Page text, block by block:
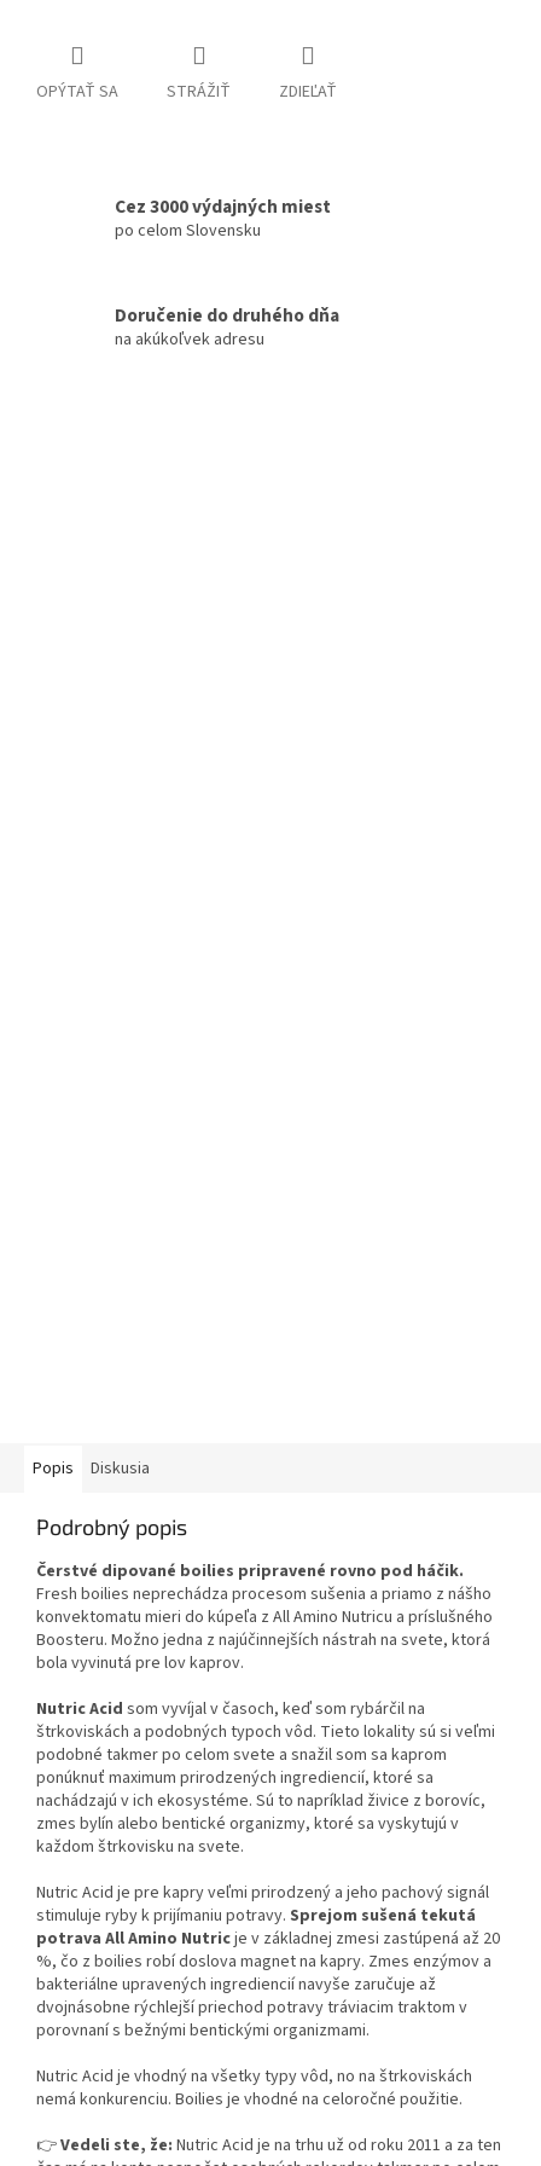
OPÝTAŤ SA STRÁŽIŤ ZDIEĽAŤ
Cez 3000 výdajných miest
po celom Slovensku
Doručenie do druhého dňa
na akúkoľvek adresu
Popis Diskusia
Podrobný popis
Čerstvé dipované boilies pripravené rovno pod háčik.
Fresh boilies neprechádza procesom sušenia a priamo z nášho
konvektomatu mieri do kúpeľa z All Amino Nutricu a príslušného
Boosteru. Možno jedna z najúčinnejších nástrah na svete, ktorá
bola vyvinutá pre lov kaprov.
Nutric Acid som vyvíjal v časoch, keď som rybárčil na
štrkoviskách a podobných typoch vôd. Tieto lokality sú si veľmi
podobné takmer po celom svete a snažil som sa kaprom
ponúknuť maximum prirodzených ingrediencií, ktoré sa
nachádzajú v ich ekosystéme. Sú to napríklad živice z borovíc,
zmes bylín alebo bentické organizmy, ktoré sa vyskytujú v
každom štrkovisku na svete.
Nutric Acid je pre kapry veľmi prirodzený a jeho pachový signál
stimuluje ryby k prijímaniu potravy. Sprejom sušená tekutá
potrava All Amino Nutricje v základnej zmesi zastúpená až 20
%, čo z boilies robí doslova magnet na kapry. Zmes enzýmov a
bakteriálne upravených ingrediencií navyše zaručuje až
dvojnásobne rýchlejší priechod potravy tráviacim traktom v
porovnaní s bežnými bentickými organizmami.
Nutric Acid je vhodný na všetky typy vôd, no na štrkoviskách
nemá konkurenciu. Boilies je vhodné na celoročné použitie.
👉Vedeli ste, že: Nutric Acid je na trhu už od roku 2011 a za ten